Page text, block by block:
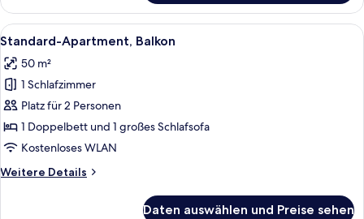
Doppelzimmer,
Balkon
Alle
Fotos
für
Standard-
Apartment,
Balkon
anzeigen
Ein Hotelzimmer mit Holzboden,
6
Standard-Apartment, Balkon
50 m²
1 Schlafzimmer
Platz für 2 Personen
1 Doppelbett und 1 großes Schlafsofa
Kostenloses WLAN
Weitere Details
Weitere
Daten auswählen und Preise sehen